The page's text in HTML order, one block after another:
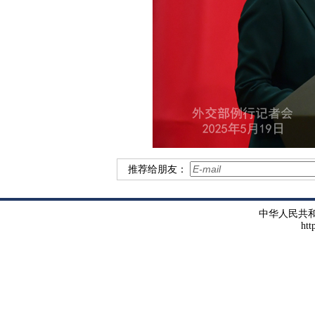
推荐给朋友：
中华人民共